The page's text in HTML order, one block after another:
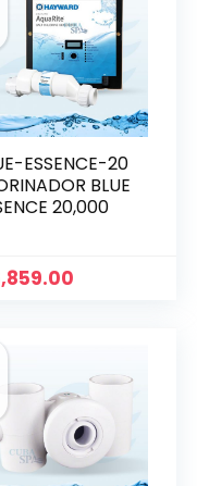
ESSENCE-20
BLUE
20,000